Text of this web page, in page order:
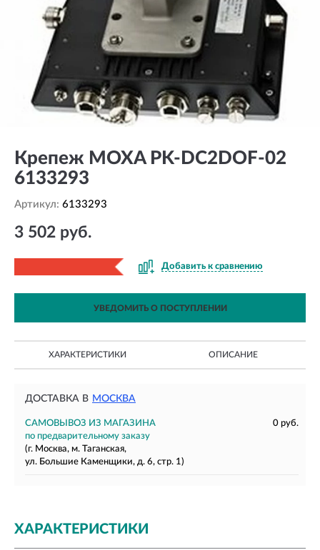
Крепеж MOXA PK-DC2DOF-02
6133293
Артикул: 6133293
3 502 руб.
Добавить к сравнению
УВЕДОМИТЬ О ПОСТУПЛЕНИИ
ХАРАКТЕРИСТИКИ ОПИСАНИЕ
ДОСТАВКА В МОСКВА
САМОВЫВОЗ ИЗ МАГАЗИНА
0 руб.
по предварительному заказу
(г. Москва, м. Таганская,
ул. Большие Каменщики, д. 6, стр. 1)
ХАРАКТЕРИСТИКИ